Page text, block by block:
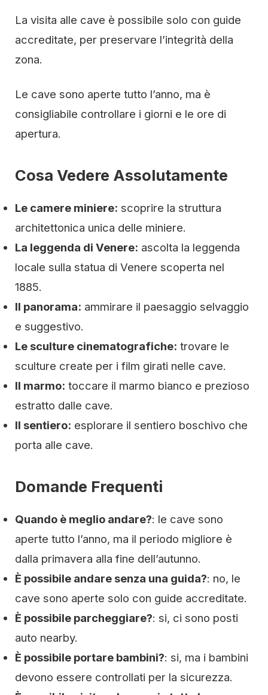
La visita alle cave è possibile solo con guide
accreditate, per preservare l’integrità della
zona.
Le cave sono aperte tutto l’anno, ma è
consigliabile controllare i giorni e le ore di
apertura.
Cosa Vedere Assolutamente
Le camere miniere: scoprire la struttura
architettonica unica delle miniere.
La leggenda di Venere: ascolta la leggenda
locale sulla statua di Venere scoperta nel
1885.
Il panorama: ammirare il paesaggio selvaggio
e suggestivo.
Le sculture cinematografiche: trovare le
sculture create per i film girati nelle cave.
Il marmo: toccare il marmo bianco e prezioso
estratto dalle cave.
Il sentiero: esplorare il sentiero boschivo che
porta alle cave.
Domande Frequenti
Quando è meglio andare?: le cave sono
aperte tutto l’anno, ma il periodo migliore è
dalla primavera alla fine dell’autunno.
È possibile andare senza una guida?: no, le
cave sono aperte solo con guide accreditate.
È possibile parcheggiare?: si, ci sono posti
auto nearby.
È possibile portare bambini?: si, ma i bambini
devono essere controllati per la sicurezza.